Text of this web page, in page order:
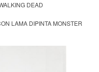
DEAD
LAMA DIPINTA MONSTER